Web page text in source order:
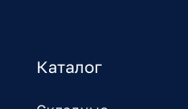
Каталог